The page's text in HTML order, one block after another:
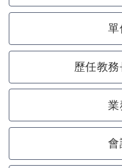
單
歷任教
業
會